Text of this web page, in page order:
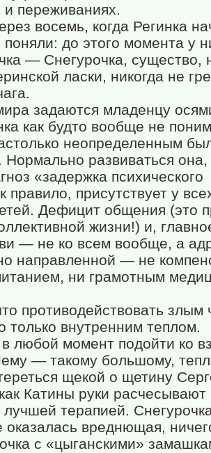
и переживаниях.
восемь, когда Регинка
поняли: до этого момента у
— Снегурочка, существо,
ласки, никогда не
задаются младенцу
как будто вообще не
неопределенным
развиваться она,
«задержка психического
правило, присутствует у
Дефицит общения (это
жизни!) и,
— не ко всем вообще, а
направленной — не
ни грамотным
противодействовать злым
только внутренним теплом.
любой момент подойти ко
— такому большому,
щекой о щетину
Катины руки
терапией.
оказалась вреднющая,
с «цыганскими»